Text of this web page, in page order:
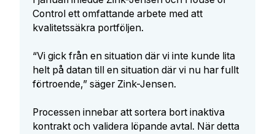
Control ett omfattande arbete med att
kvalitetssäkra portföljen.
“Vi gick från en situation där vi inte kunde lita
helt på datan till en situation där vi nu har fullt
förtroende,” säger Zink-Jensen.
Processen innebar att sortera bort inaktiva
kontrakt och validera löpande avtal. När detta